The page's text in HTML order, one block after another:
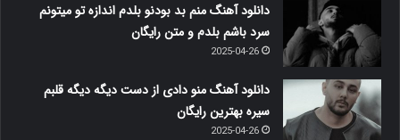
دانلود آهنگ منم بد بودنو بلدم اندازه تو میتونم
سرد باشم بلدم و متن رایگان
2025-04-26
دانلود آهنگ منو دادی از دست دیگه دیگه قلبم
سیره بهترین رایگان
2025-04-26